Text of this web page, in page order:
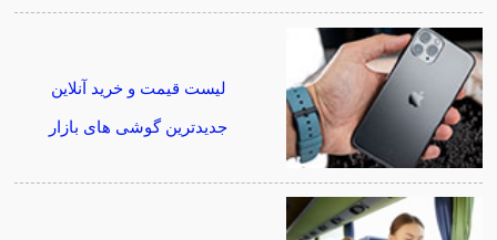
لیست قیمت و خرید آنلاین
جدیدترین گوشی های بازار